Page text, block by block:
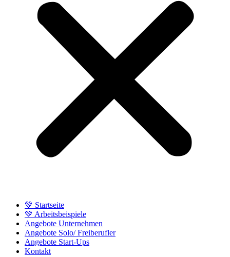
💚 Startseite
💚 Arbeitsbeispiele
Angebote Unternehmen
Angebote Solo/ Freiberufler
Angebote Start-Ups
Kontakt